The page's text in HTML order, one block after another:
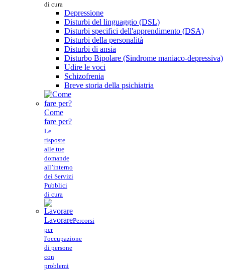
di cura
Depressione
Disturbi del linguaggio (DSL)
Disturbi specifici dell'apprendimento (DSA)
Disturbi della personalità
Disturbi di ansia
Disturbo Bipolare (Sindrome maniaco-depressiva)
Udire le voci
Schizofrenia
Breve storia della psichiatria
Come
fare per?
Le
risposte
alle tue
domande
all’interno
dei Servizi
Pubblici
di cura
LavorarePercorsi
per
l'occupazione
di persone
con
problemi